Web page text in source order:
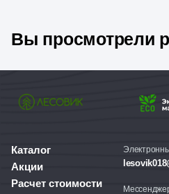
Вы просмотрели
Каталог
Акции
Расчет стоимости